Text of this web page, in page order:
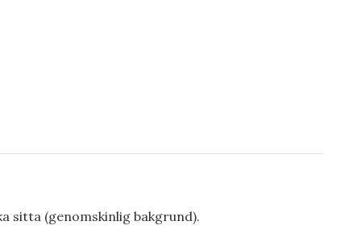
sitta (genomskinlig bakgrund).